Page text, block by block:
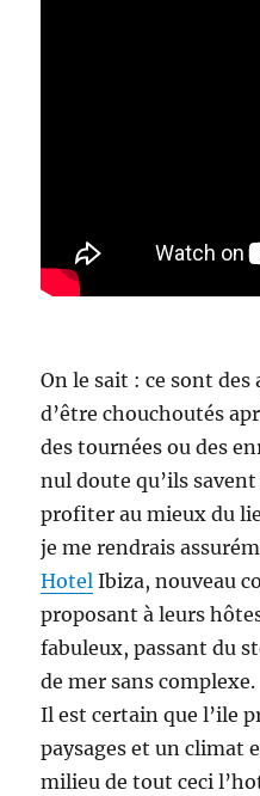
On le sait : ce sont
d’être chouchoutés
des tournées ou des
nul doute qu’ils
profiter au mieux du
je me rendrais
Hotel Ibiza, nouveau
proposant à leurs
fabuleux, passant du
de mer sans complexe.
Il est certain que l’ile
paysages et un climat
milieu de tout ceci